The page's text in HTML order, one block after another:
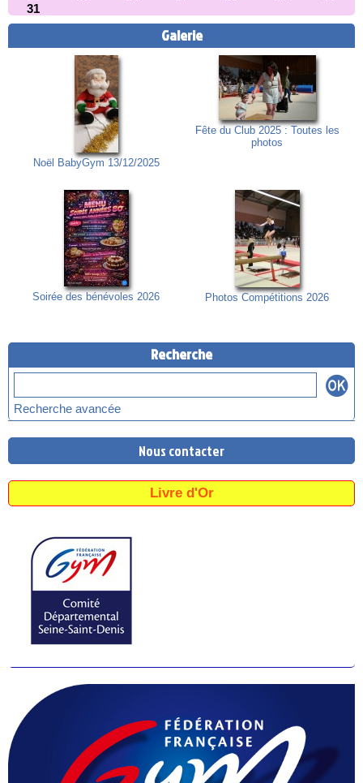
31
Galerie
Noël BabyGym 13/12/2025
Fête du Club 2025 : Toutes les
photos
Soirée des bénévoles 2026 Photos Compétitions 2026
Recherche
Recherche avancée
Nous contacter
Livre d'Or